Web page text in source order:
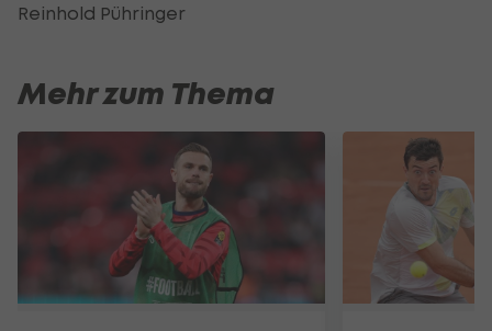
Reinhold Pühringer
Mehr zum Thema